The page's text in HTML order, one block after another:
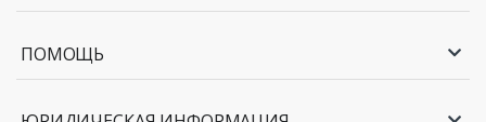
ПОМОЩЬ